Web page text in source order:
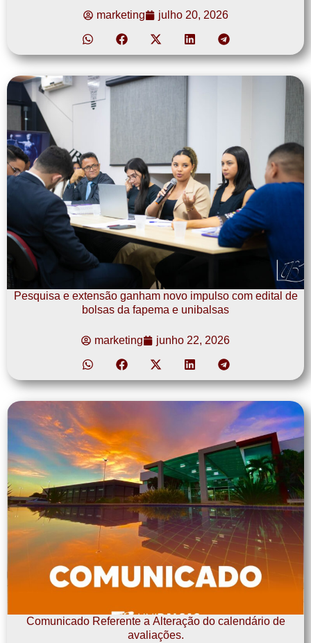
marketing julho 20, 2026
Pesquisa e extensão ganham novo impulso com edital de
bolsas da fapema e unibalsas
marketing junho 22, 2026
Comunicado Referente a Alteração do calendário de
avaliações.